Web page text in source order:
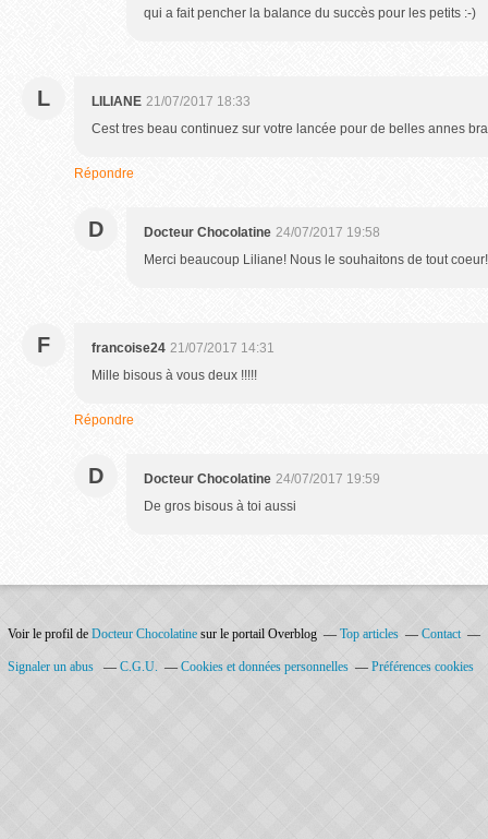
qui a fait pencher la balance du succès pour les petits :-)
L LILIANE 21/07/2017 18:33
Cest tres beau continuez sur votre lancée pour de belles annes
Répondre
D Docteur Chocolatine 24/07/2017 19:58
Merci beaucoup Liliane! Nous le souhaitons de tout coeur!
F francoise24 21/07/2017 14:31
Mille bisous à vous deux !!!!!
Répondre
D Docteur Chocolatine 24/07/2017 19:59
De gros bisous à toi aussi
Voir le profil de Docteur Chocolatine sur le portail Overblog Top articles Contact
Signaler un abus C.G.U. Cookies et données personnelles Préférences cookies